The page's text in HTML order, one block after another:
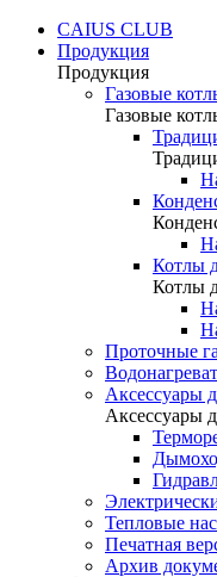
CAIUS CLUB
Продукция
Продукция
Газовые
Газовые
Котлы
Котлы
Проточные
Аксессуары
Аксессуары
Тепловые
Печатная
Архив